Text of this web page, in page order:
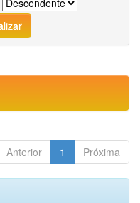
Anterior 1 Próxima